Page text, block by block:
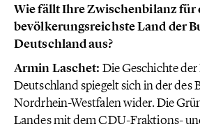
Wie fällt Ihre Zwischenbilanz für
bevölkerungsreichste Land der
Deutschland aus?
Armin Laschet: Die Geschichte
Deutschland spiegelt sich in der des
Nordrhein-Westfalen wider. Die
Landes mit dem CDU-Fraktions-